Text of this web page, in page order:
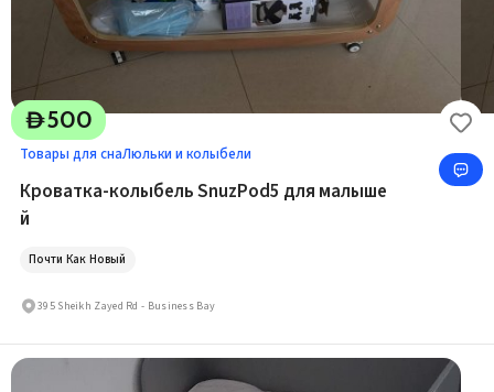
D500
Товары для снаЛюльки и колыбели
Кроватка-колыбель SnuzPod5 для малыше
й
Почти Как Новый
395 Sheikh Zayed Rd - Business Bay